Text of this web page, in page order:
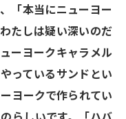
「本当にニューヨー
たしは疑い深いのだ
ーヨークキャラメル
っているサンドとい
ヨークで作られてい